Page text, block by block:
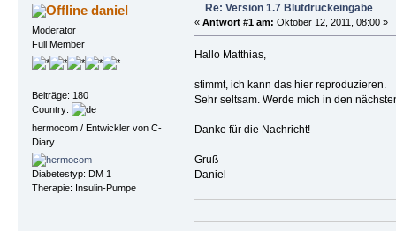
daniel
Moderator
Full Member
Beiträge: 180
Country:
hermocom / Entwickler von C-
Diary
Diabetestyp: DM 1
Therapie: Insulin-Pumpe
Re: Version 1.7 Blutdruckeingabe
« Antwort #1 am: Oktober 12, 2011, 08:00 »
Hallo Matthias,
stimmt, ich kann das hier reproduzieren.
Sehr seltsam. Werde mich in den
Danke für die Nachricht!
Gruß
Daniel